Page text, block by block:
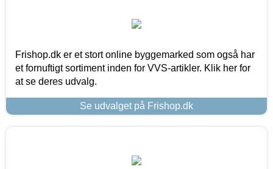
Frishop.dk er et stort online byggemarked som også har
et fornuftigt sortiment inden for VVS-artikler. Klik her for
at se deres udvalg.
Se udvalget på Frishop.dk